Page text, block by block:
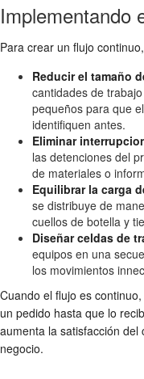
Implementando
Para crear un flujo
Reducir el tamaño
cantidades de
pequeños para que
identifiquen antes.
Eliminar
las detenciones del
de materiales o
Equilibrar la carga
se distribuye de
cuellos de botella y
Diseñar celdas de
equipos en una
los movimientos
Cuando el flujo es
un pedido hasta que lo
aumenta la satisfacción
negocio.